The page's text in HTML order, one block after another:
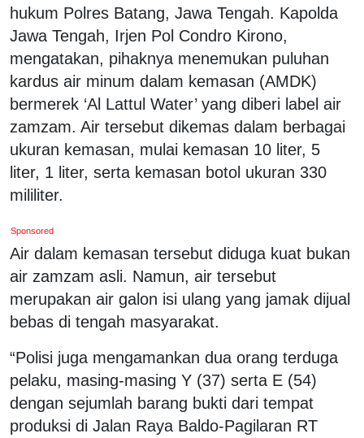
hukum Polres Batang, Jawa Tengah. Kapolda
Jawa Tengah, Irjen Pol Condro Kirono,
mengatakan, pihaknya menemukan puluhan
kardus air minum dalam kemasan (AMDK)
bermerek ‘Al Lattul Water’ yang diberi label air
zamzam. Air tersebut dikemas dalam berbagai
ukuran kemasan, mulai kemasan 10 liter, 5
liter, 1 liter, serta kemasan botol ukuran 330
mililiter.
Sponsored
Air dalam kemasan tersebut diduga kuat bukan
air zamzam asli. Namun, air tersebut
merupakan air galon isi ulang yang jamak dijual
bebas di tengah masyarakat.
“Polisi juga mengamankan dua orang terduga
pelaku, masing-masing Y (37) serta E (54)
dengan sejumlah barang bukti dari tempat
produksi di Jalan Raya Baldo-Pagilaran RT